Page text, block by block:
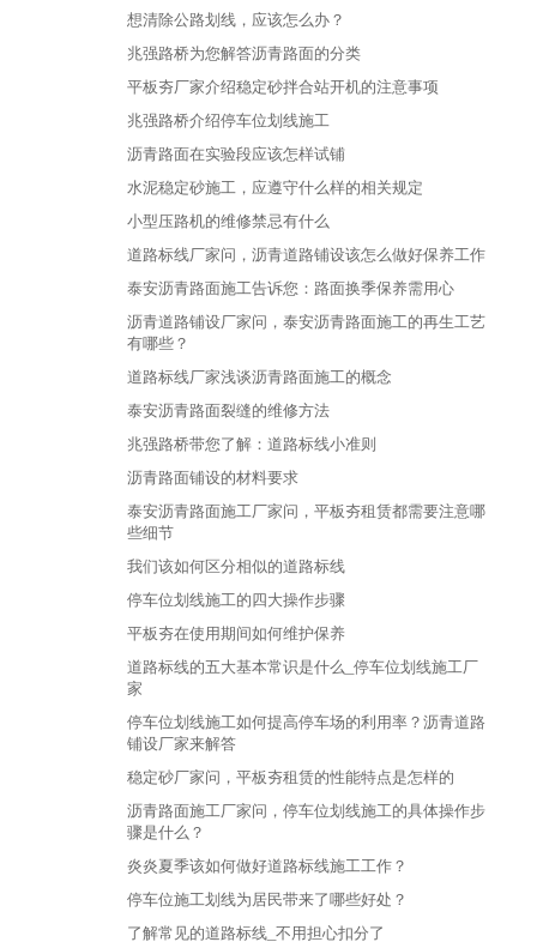
想清除公路划线，应该怎么办？
兆强路桥为您解答沥青路面的分类
平板夯厂家介绍稳定砂拌合站开机的注意事项
兆强路桥介绍停车位划线施工
沥青路面在实验段应该怎样试铺
水泥稳定砂施工，应遵守什么样的相关规定
小型压路机的维修禁忌有什么
道路标线厂家问，沥青道路铺设该怎么做好保养工作
泰安沥青路面施工告诉您：路面换季保养需用心
沥青道路铺设厂家问，泰安沥青路面施工的再生工艺
有哪些？
道路标线厂家浅谈沥青路面施工的概念
泰安沥青路面裂缝的维修方法
兆强路桥带您了解：道路标线小准则
沥青路面铺设的材料要求
泰安沥青路面施工厂家问，平板夯租赁都需要注意哪
些细节
我们该如何区分相似的道路标线
停车位划线施工的四大操作步骤
平板夯在使用期间如何维护保养
道路标线的五大基本常识是什么_停车位划线施工厂
家
停车位划线施工如何提高停车场的利用率？沥青道路
铺设厂家来解答
稳定砂厂家问，平板夯租赁的性能特点是怎样的
沥青路面施工厂家问，停车位划线施工的具体操作步
骤是什么？
炎炎夏季该如何做好道路标线施工工作？
停车位施工划线为居民带来了哪些好处？
了解常见的道路标线_不用担心扣分了